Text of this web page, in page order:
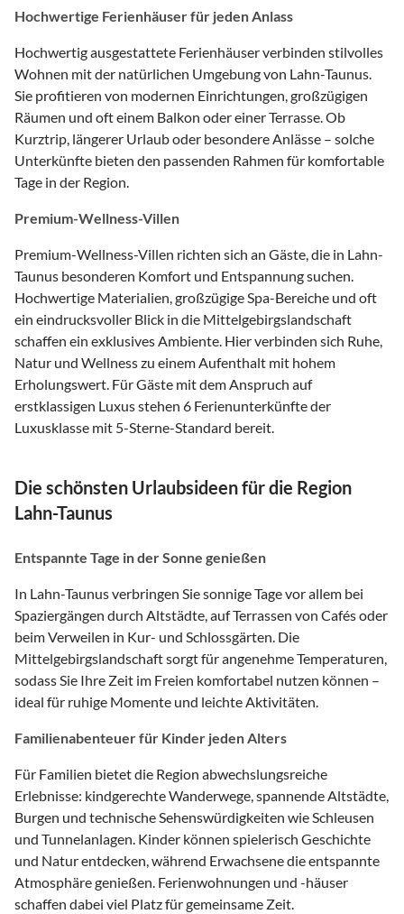
Hochwertige Ferienhäuser für jeden Anlass
Hochwertig ausgestattete Ferienhäuser verbinden stilvolles
Wohnen mit der natürlichen Umgebung von Lahn-Taunus.
Sie profitieren von modernen Einrichtungen, großzügigen
Räumen und oft einem Balkon oder einer Terrasse. Ob
Kurztrip, längerer Urlaub oder besondere Anlässe – solche
Unterkünfte bieten den passenden Rahmen für komfortable
Tage in der Region.
Premium-Wellness-Villen
Premium-Wellness-Villen richten sich an Gäste, die in Lahn-
Taunus besonderen Komfort und Entspannung suchen.
Hochwertige Materialien, großzügige Spa-Bereiche und oft
ein eindrucksvoller Blick in die Mittelgebirgslandschaft
schaffen ein exklusives Ambiente. Hier verbinden sich Ruhe,
Natur und Wellness zu einem Aufenthalt mit hohem
Erholungswert. Für Gäste mit dem Anspruch auf
erstklassigen Luxus stehen 6 Ferienunterkünfte der
Luxusklasse mit 5-Sterne-Standard bereit.
Die schönsten Urlaubsideen für die Region
Lahn-Taunus
Entspannte Tage in der Sonne genießen
In Lahn-Taunus verbringen Sie sonnige Tage vor allem bei
Spaziergängen durch Altstädte, auf Terrassen von Cafés oder
beim Verweilen in Kur- und Schlossgärten. Die
Mittelgebirgslandschaft sorgt für angenehme Temperaturen,
sodass Sie Ihre Zeit im Freien komfortabel nutzen können –
ideal für ruhige Momente und leichte Aktivitäten.
Familienabenteuer für Kinder jeden Alters
Für Familien bietet die Region abwechslungsreiche
Erlebnisse: kindgerechte Wanderwege, spannende Altstädte,
Burgen und technische Sehenswürdigkeiten wie Schleusen
und Tunnelanlagen. Kinder können spielerisch Geschichte
und Natur entdecken, während Erwachsene die entspannte
Atmosphäre genießen. Ferienwohnungen und -häuser
schaffen dabei viel Platz für gemeinsame Zeit.